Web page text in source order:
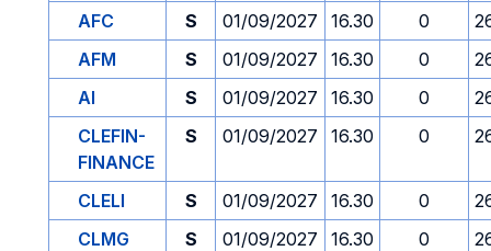
AFC
S 01/09/2027 16.30 0
AFM
S 01/09/2027 16.30 0
AI
S 01/09/2027 16.30 0
CLEFIN-
FINANCE
S 01/09/2027 16.30 0
CLELI S 01/09/2027 16.30 0
CLMG
S 01/09/2027 16.30 0